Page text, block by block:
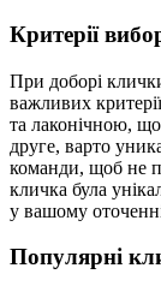
Критерії
При доборі
важливих
та лаконічною,
друге, варто
команди, щоб не
кличка була
у вашому
Популярні